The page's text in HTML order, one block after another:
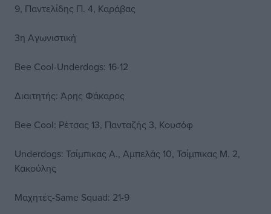
9, Παντελίδης Π. 4, Καράβας
3η Αγωνιστική
Bee Cool-Underdogs: 16-12
Διαιτητής: Άρης Φάκαρος
Bee Cool: Ρέτσας 13, Πανταζής 3, Κουσόφ
Underdogs: Τσίμπικας Α., Αμπελάς 10, Τσίμπικας Μ. 2,
Κακούλης
Μαχητές-Same Squad: 21-9